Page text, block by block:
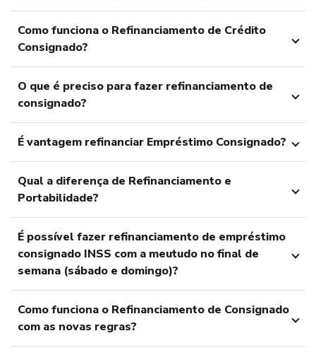
Como funciona o Refinanciamento de Crédito
Consignado?
O que é preciso para fazer refinanciamento de
consignado?
É vantagem refinanciar Empréstimo Consignado?
Qual a diferença de Refinanciamento e
Portabilidade?
É possível fazer refinanciamento de empréstimo
consignado INSS com a meutudo no final de
semana (sábado e domingo)?
Como funciona o Refinanciamento de Consignado
com as novas regras?